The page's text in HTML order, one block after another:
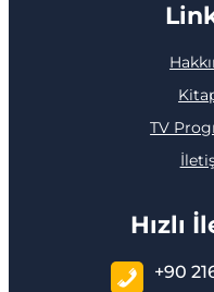
TV
Hızlı
+90